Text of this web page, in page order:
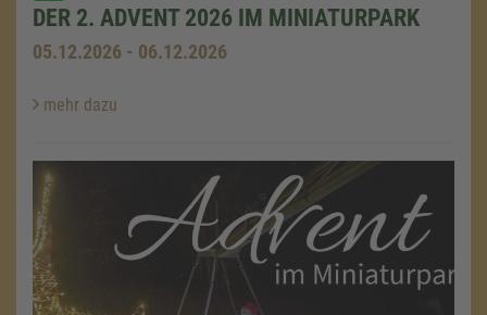
DER 2. ADVENT 2026 IM MINIATURPARK
05.12.2026 - 06.12.2026
mehr dazu